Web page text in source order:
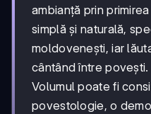
ambianță prin
simplă și naturală,
moldovenești, iar
cântând între povești.
Volumul poate fi
povestologie, o